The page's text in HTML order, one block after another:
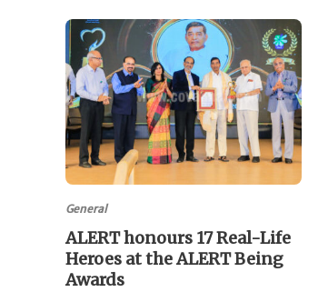
General
ALERT honours 17 Real-Life
Heroes at the ALERT Being
Awards